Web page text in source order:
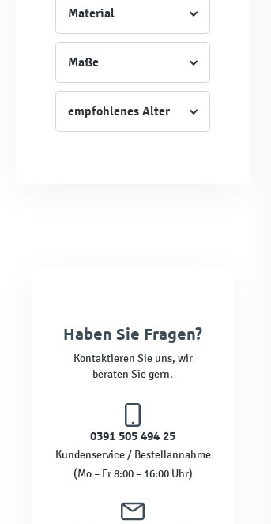
Material
Maße
empfohlenes Alter
Haben Sie Fragen?
Kontaktieren Sie uns, wir
beraten Sie gern.
0391 505 494 25
Kundenservice / Bestellannahme
(Mo – Fr 8:00 – 16:00 Uhr)